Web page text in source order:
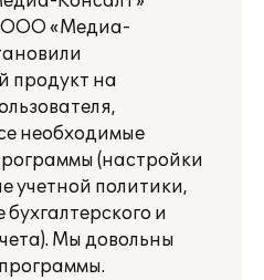
ООО «Медиа-
продукт на
необходимые
(настройки
учетной политики,
бухгалтерского и
Мы довольны